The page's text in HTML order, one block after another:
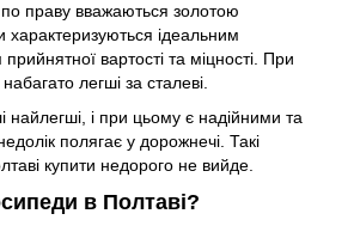
праву вважаються золотою
ідеальним
вартості та міцності. При
легші за сталеві.
найлегші, і при цьому є надійними та
полягає у дорожнечі. Такі
купити недорого не вийде.
в Полтаві?